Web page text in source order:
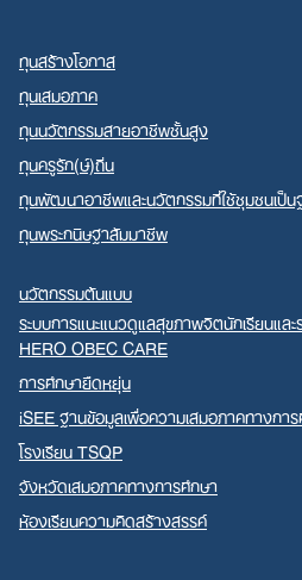
ทุนสร้างโอกาส
ทุนเสมอภาค
ทุนนวัตกรรมสายอาชีพชั้นสูง
ทุนครูรัก(ษ์)ถิ่น
ทุนพัฒนาอาชีพและนวัตกรรมที่ใช้ชุมชนเป็น
ทุนพระกนิษฐาสัมมาชีพ
นวัตกรรมต้นแบบ
ระบบการแนะแนวดูแลสุขภาพจิตนักเรียนแล
HERO OBEC CARE
การศึกษายืดหยุ่น
iSEE ฐานข้อมูลเพื่อความเสมอภาคทางกา
โรงเรียน TSQP
จังหวัดเสมอภาคทางการศึกษา
ห้องเรียนความคิดสร้างสรรค์